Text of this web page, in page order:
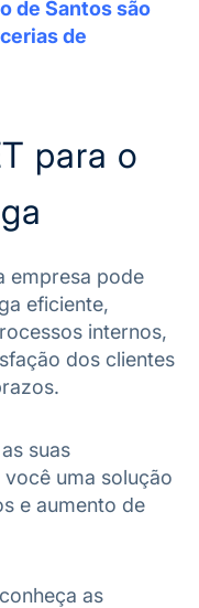
de Santos são
de
para o
empresa pode
eficiente,
internos,
dos clientes
suas
uma solução
e aumento de
as